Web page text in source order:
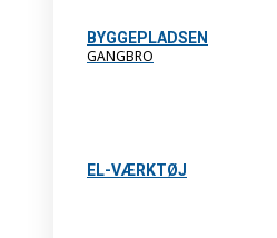
BYGGEPLADSEN
GANGBRO
EL-VÆRKTØJ